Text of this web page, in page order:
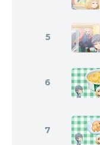
5
6
7